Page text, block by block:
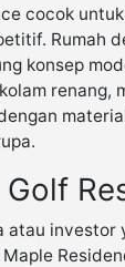
cocok
Rumah
konsep
renang,
atau investor